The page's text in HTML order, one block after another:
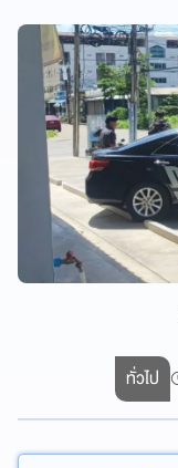
ทั่วไป